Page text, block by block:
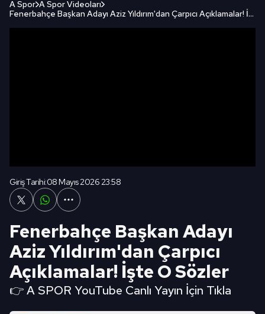
A Spor A Spor Videoları
Fenerbahçe Başkan Adayı Aziz Yıldırım'dan Çarpıcı Açıklamalar! İşte O Sözler
Giriş Tarihi:08 Mayıs 2026 23:58
Fenerbahçe Başkan Adayı
Aziz Yıldırım'dan Çarpıcı
Açıklamalar! İşte O Sözler
👉 A SPOR YouTube Canlı Yayın İçin Tıkla